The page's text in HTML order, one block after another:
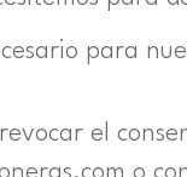
para
el